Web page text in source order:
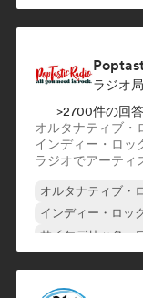
ラジオ局
>2700件の回答
オルタナティブ・
インディー・ロッ
ラジオでアーティ
オルタナティブ・
インディー・ロッ
サイケデリック・